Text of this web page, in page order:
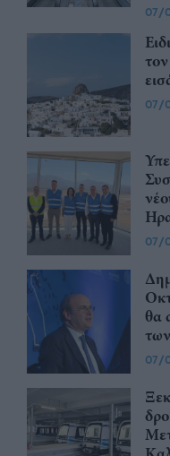
07/
07/
07/
θα
07/